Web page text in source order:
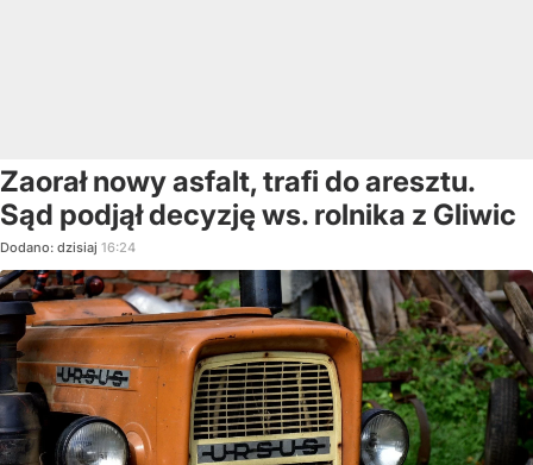
Zaorał nowy asfalt, trafi do aresztu.
Sąd podjął decyzję ws. rolnika z Gliwic
Dodano: dzisiaj 16:24